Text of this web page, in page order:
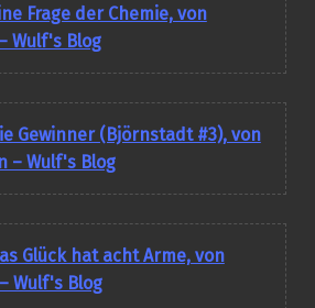
Frage der Chemie, von
Wulf's Blog
Gewinner (Björnstadt #3), von
– Wulf's Blog
Glück hat acht Arme, von
Wulf's Blog